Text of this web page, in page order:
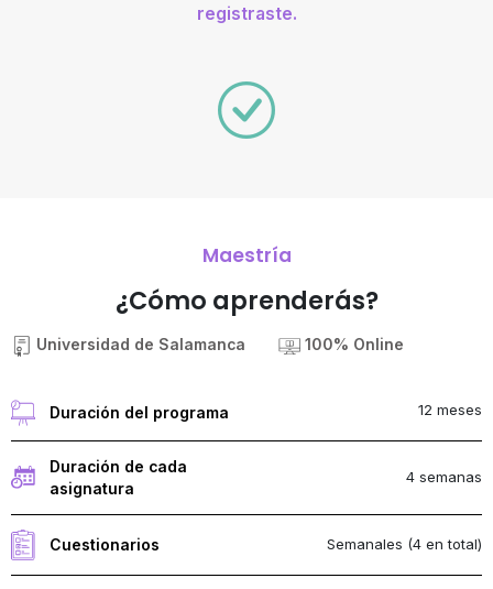
registraste.
Maestría
¿Cómo aprenderás?
Universidad de Salamanca 100% Online
Duración del programa 12 meses
Duración de cada
asignatura
4 semanas
Cuestionarios Semanales (4 en total)